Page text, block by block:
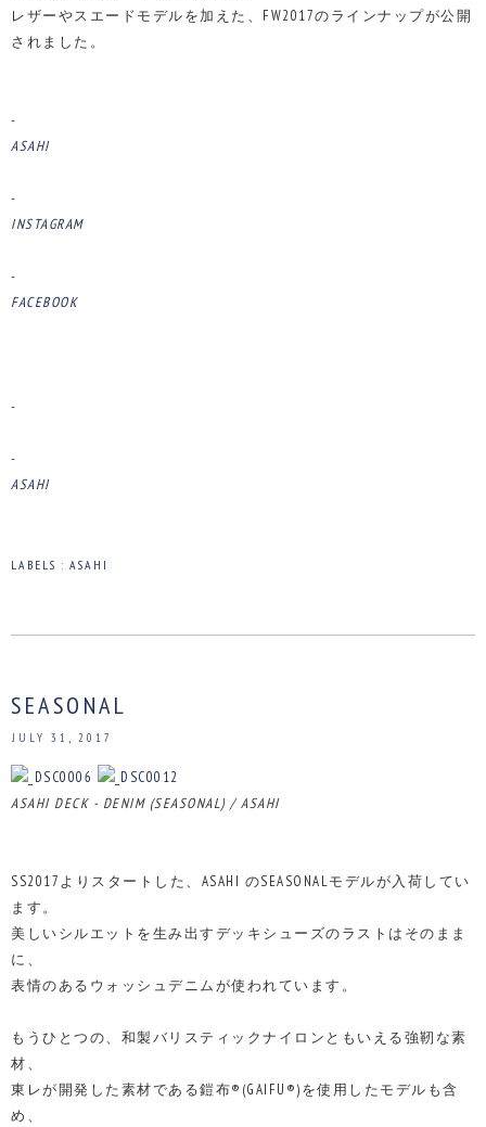
レザーやスエードモデルを加えた、FW2017のラインナップが公開
されました。
-
ASAHI
-
INSTAGRAM
-
FACEBOOK
-
-
ASAHI
LABELS : ASAHI
SEASONAL
JULY 31, 2017
ASAHI DECK - DENIM (SEASONAL) / ASAHI
SS2017よりスタートした、ASAHI のSEASONALモデルが入荷してい
ます。
美しいシルエットを生み出すデッキシューズのラストはそのまま
に、
表情のあるウォッシュデニムが使われています。
もうひとつの、和製バリスティックナイロンともいえる強靭な素
材、
東レが開発した素材である鎧布®(GAIFU®)を使用したモデルも含
め、